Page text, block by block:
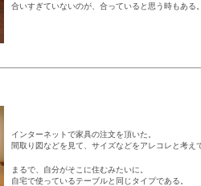
合いすぎていないのが、合っていると思う時もある。
インターネットで家具の注文を頂いた。
間取り図などを見て、サイズなどをアレコレと考え
まるで、自分がそこに住むみたいに。
自宅で使っているテーブルと同じタイプである。